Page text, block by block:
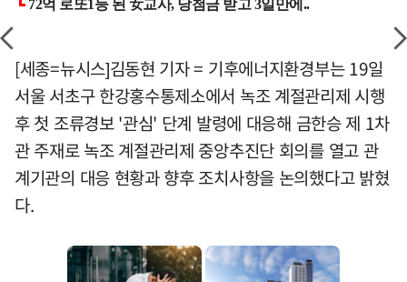
[세종=뉴시스]김동현 기자 = 기후에너지환경부는 19일
서울 서초구 한강홍수통제소에서 녹조 계절관리제 시행
후 첫 조류경보 '관심' 단계 발령에 대응해 금한승 제 1차
관 주재로 녹조 계절관리제 중앙추진단 회의를 열고 관
계기관의 대응 현황과 향후 조치사항을 논의했다고 밝혔
다.